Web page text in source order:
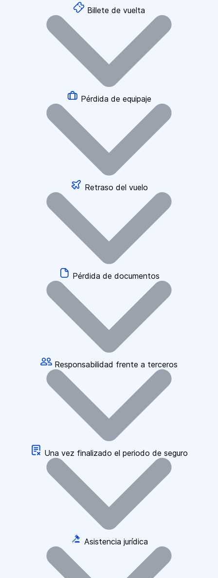
Billete de vuelta
Pérdida de equipaje
Retraso del vuelo
Pérdida de documentos
Responsabilidad frente a terceros
Una vez finalizado el periodo de seguro
Asistencia jurídica